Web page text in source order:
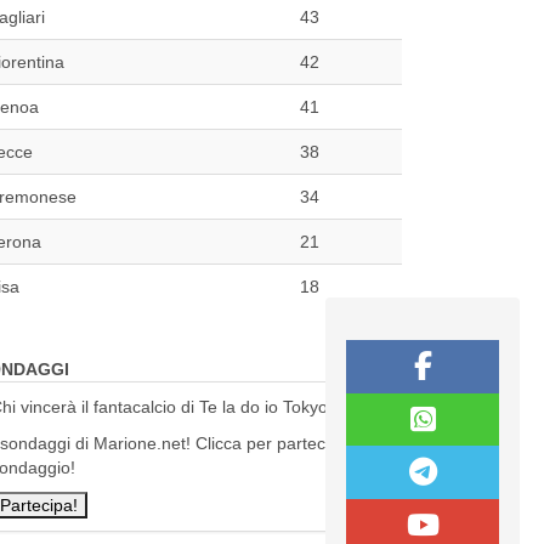
43
42
41
38
34
21
18
vincerà il fantacalcio di Te la do io Tokyo?
di Marione.net! Clicca per partecipare al